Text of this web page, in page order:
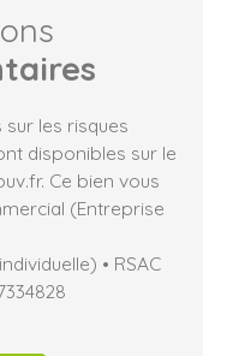
sur les risques
disponibles sur le
Ce bien vous
(Entreprise
• RSAC